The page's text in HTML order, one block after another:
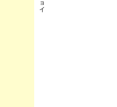
ョ
イ